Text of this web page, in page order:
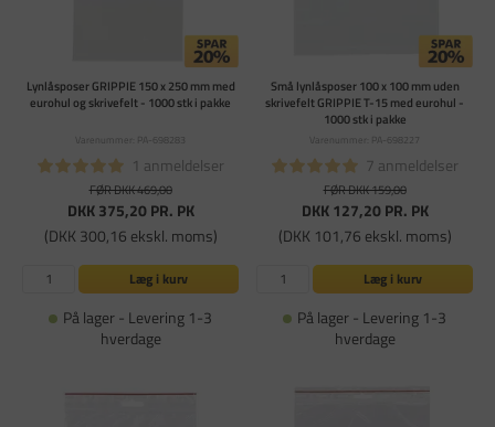
Lynlåsposer GRIPPIE 150 x 250 mm med
eurohul og skrivefelt - 1000 stk i pakke
Varenummer: PA-698283
1 anmeldelser
FØR DKK 469,00
DKK 375,20PR. PK
(DKK 300,16 ekskl. moms)
Læg i kurv
På lager - Levering 1-3
hverdage
Små lynlåsposer 100 x 100 mm uden
skrivefelt GRIPPIE T-15 med eurohul -
1000 stk i pakke
Varenummer: PA-698227
7 anmeldelser
FØR DKK 159,00
DKK 127,20PR. PK
(DKK 101,76 ekskl. moms)
Læg i kurv
På lager - Levering 1-3
hverdage